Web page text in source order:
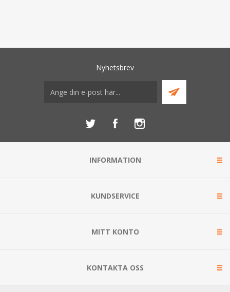
Nyhetsbrev
INFORMATION
KUNDSERVICE
MITT KONTO
KONTAKTA OSS